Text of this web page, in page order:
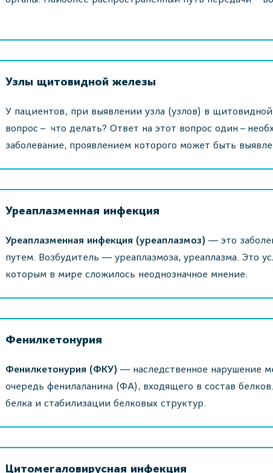
Узлы щитовидной железы
У пациентов, при выявлении узла (узлов) в
вопрос – что делать? Ответ на этот вопрос один –
заболевание, проявлением которого может быть
Уреаплазменная инфекция
Уреаплазменная инфекция (уреаплазмоз) ― это
путем. Возбудитель ― уреаплазмоза, уреаплазма. Это
которым в мире сложилось неоднозначное мнение.
Фенилкетонурия
Фенилкетонурия (ФКУ) ― наследственное нарушение
очередь фенилаланина (ФА), входящего в состав
белка и стабилизации белковых структур.
Цитомегаловирусная инфекция